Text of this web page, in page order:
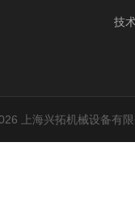
技
上海兴拓机械设备有